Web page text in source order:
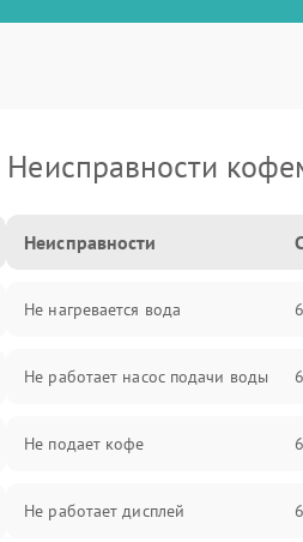
Неисправности
Неисправности
Не нагревается вода
Не работает насос подачи воды
Не подает кофе
Не работает дисплей